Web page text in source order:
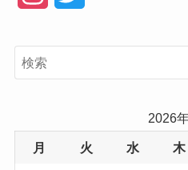
e
2026
月 火 水 木